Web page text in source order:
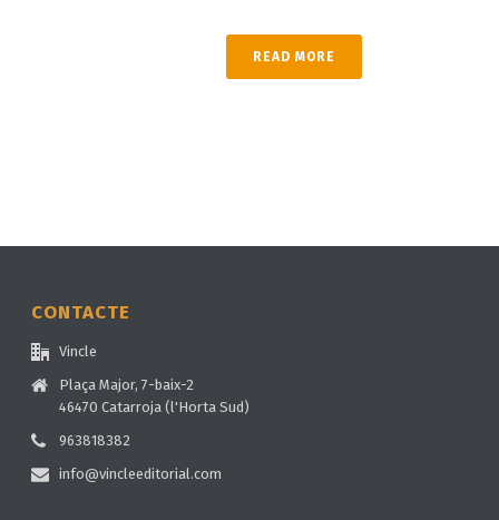
READ MORE
CONTACTE
Vincle
Plaça Major, 7-baix-2
46470 Catarroja (l'Horta Sud)
963818382
info@vincleeditorial.com